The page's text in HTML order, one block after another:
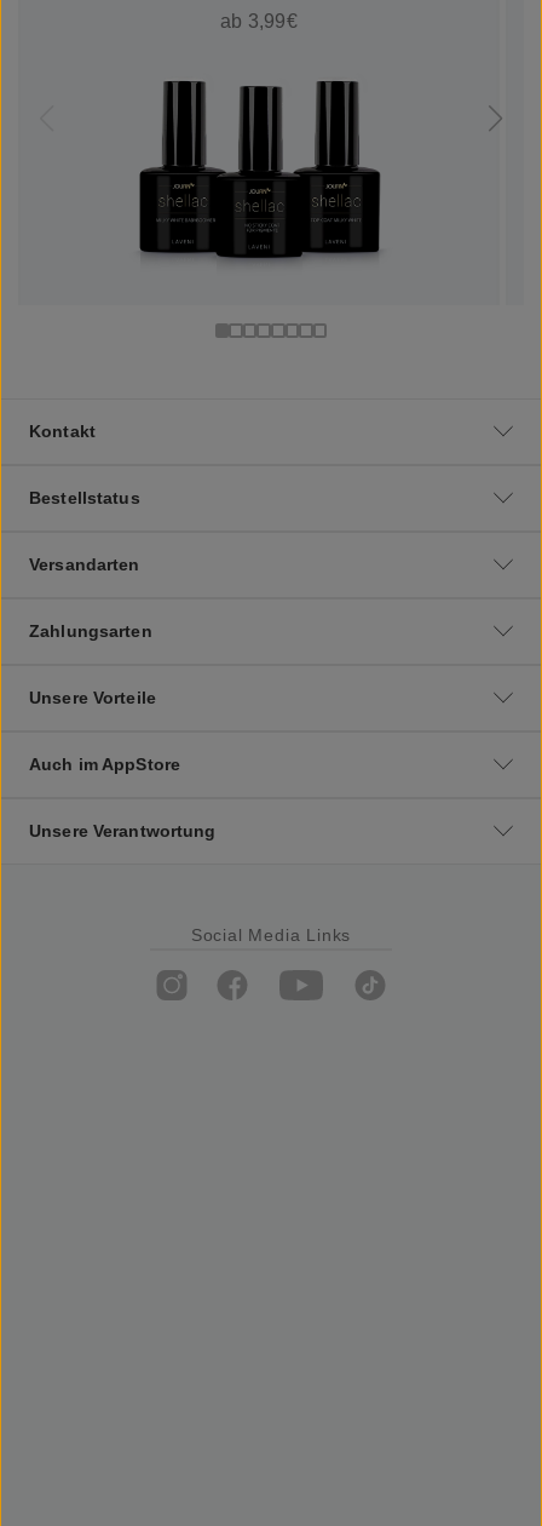
ab 3,99€
Kontakt
Bestellstatus
Versandarten
Zahlungsarten
Unsere Vorteile
Auch im AppStore
Unsere Verantwortung
Social Media Links